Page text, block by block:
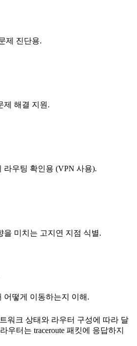
제 진단용.
제 해결 지원.
라우팅 확인용 (VPN 사용).
을 미치는 고지연 지점 식별.
어떻게 이동하는지 이해.
워크 상태와 라우터 구성에 따라 달
우터는 traceroute 패킷에 응답하지